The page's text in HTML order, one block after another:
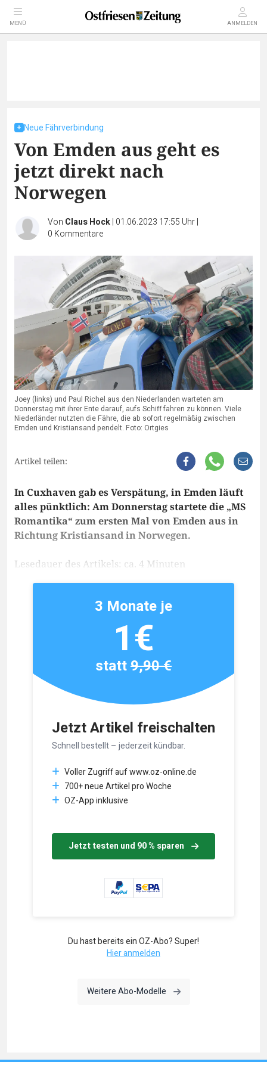
MENÜ ANMELDEN
Neue Fährverbindung
Von Emden aus geht es
jetzt direkt nach
Norwegen
Von Claus Hock| 01.06.2023 17:55 Uhr|
0 Kommentare
Joey (links) und Paul Richel aus den Niederlanden warteten am
Donnerstag mit ihrer Ente darauf, aufs Schiff fahren zu können. Viele
Niederländer nutzten die Fähre, die ab sofort regelmäßig zwischen
Emden und Kristiansand pendelt. Foto: Ortgies
Artikel teilen:
In Cuxhaven gab es Verspätung, in Emden läuft
alles pünktlich: Am Donnerstag startete die „MS
Romantika“ zum ersten Mal von Emden aus in
Richtung Kristiansand in Norwegen.
Lesedauer des Artikels: ca. 4 Minuten
Jetzt Artikel freischalten
Schnell bestellt – jederzeit kündbar.
Voller Zugriff auf www.oz-online.de
700+ neue Artikel pro Woche
OZ-App inklusive
Jetzt testen und 90 % sparen
3 Monate je
1€
statt9,90 €
Du hast bereits ein OZ-Abo? Super!
Hier anmelden
Weitere Abo-Modelle